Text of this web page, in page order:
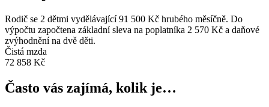
Rodič se 2 dětmi vydělávající 91 500 Kč hrubého měsíčně. Do
výpočtu započtena základní sleva na poplatníka 2 570 Kč a daňové
zvýhodnění na dvě děti.
Čistá mzda
72 858 Kč
Často vás zajímá, kolik je…